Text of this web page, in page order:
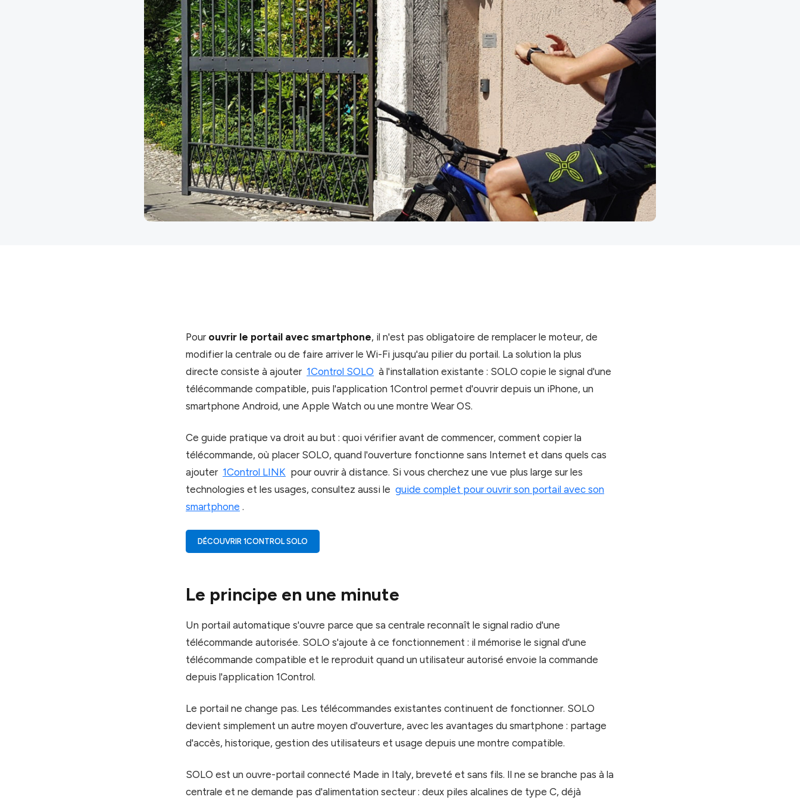
Pour ouvrir le portail avec smartphone, il n'est pas obligatoire de remplacer le moteur, de
modifier la centrale ou de faire arriver le Wi-Fi jusqu'au pilier du portail. La solution la plus
directe consiste à ajouter 1Control SOLO à l'installation existante : SOLO copie le signal d'une
télécommande compatible, puis l'application 1Control permet d'ouvrir depuis un iPhone, un
smartphone Android, une Apple Watch ou une montre Wear OS.
Ce guide pratique va droit au but : quoi vérifier avant de commencer, comment copier la
télécommande, où placer SOLO, quand l'ouverture fonctionne sans Internet et dans quels cas
ajouter 1Control LINK pour ouvrir à distance. Si vous cherchez une vue plus large sur les
technologies et les usages, consultez aussi le guide complet pour ouvrir son portail avec son
smartphone .
DÉCOUVRIR 1CONTROL SOLO
Le principe en une minute
Un portail automatique s'ouvre parce que sa centrale reconnaît le signal radio d'une
télécommande autorisée. SOLO s'ajoute à ce fonctionnement : il mémorise le signal d'une
télécommande compatible et le reproduit quand un utilisateur autorisé envoie la commande
depuis l'application 1Control.
Le portail ne change pas. Les télécommandes existantes continuent de fonctionner. SOLO
devient simplement un autre moyen d'ouverture, avec les avantages du smartphone : partage
d'accès, historique, gestion des utilisateurs et usage depuis une montre compatible.
SOLO est un ouvre-portail connecté Made in Italy, breveté et sans fils. Il ne se branche pas à la
centrale et ne demande pas d'alimentation secteur : deux piles alcalines de type C, déjà